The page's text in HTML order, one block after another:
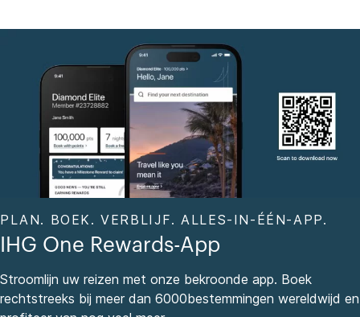
PLAN. BOEK. VERBLIJF. ALLES-IN-ÉÉN-APP.
IHG One Rewards-App
Stroomlijn uw reizen met onze bekroonde app. Boek
rechtstreeks bij meer dan 6000bestemmingen wereldwijd en